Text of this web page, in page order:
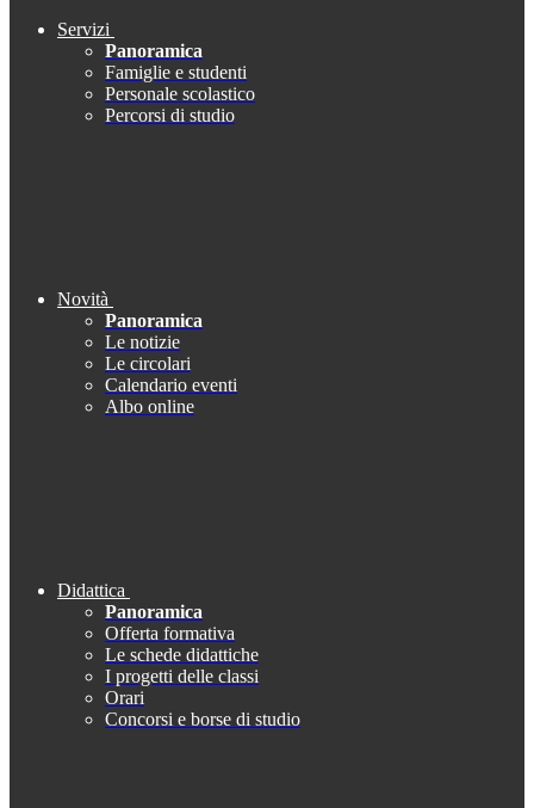
Servizi
Panoramica
Famiglie e studenti
Personale scolastico
Percorsi di studio
Novità
Panoramica
Le notizie
Le circolari
Calendario eventi
Albo online
Didattica
Panoramica
Offerta formativa
Le schede didattiche
I progetti delle classi
Orari
Concorsi e borse di studio